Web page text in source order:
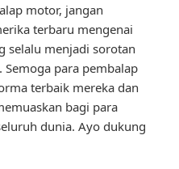
motor, jangan
terbaru mengenai
selalu menjadi sorotan
para pembalap
terbaik mereka dan
bagi para
dunia. Ayo dukung